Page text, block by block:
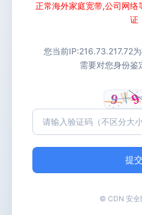
正常海外家庭宽带,公司网
证
您当前IP:216.73.217.72为
需要对您身份鉴
提交
© CDN 安全